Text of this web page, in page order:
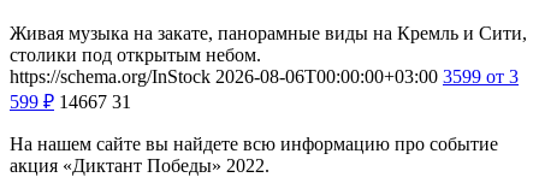
Живая музыка на закате, панорамные виды на Кремль и Сити,
столики под открытым небом.
https://schema.org/InStock 2026-08-06T00:00:00+03:00 3599 от 3
599 ₽ 14667 31
На нашем сайте вы найдете всю информацию про событие
акция «Диктант Победы» 2022.